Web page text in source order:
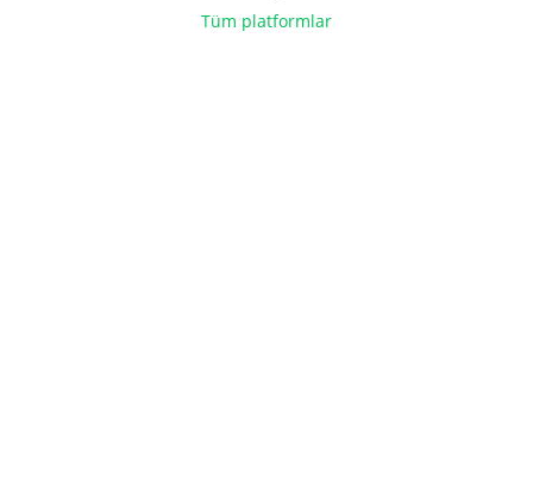
Tüm platformlar